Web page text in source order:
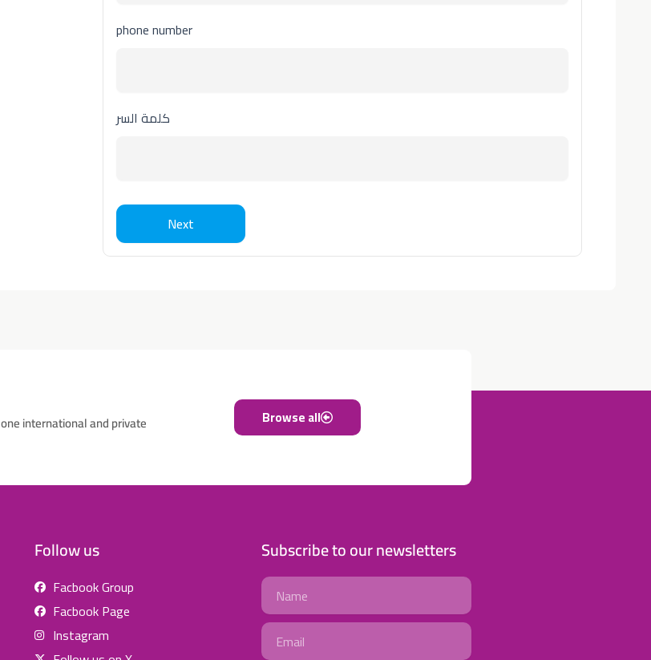
phone number
كلمة السر
Next
international and private
Browse all
Follow us
Facbook Group
Facbook Page
Instagram
Subscribe to our newsletters
Name
Email